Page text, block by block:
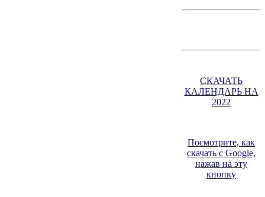
СКАЧАТЬ
КАЛЕНДАРЬ НА
2022
Посмотрите, как
скачать с Google,
нажав на эту
кнопку